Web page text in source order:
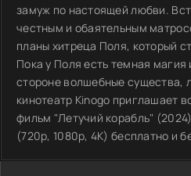
замуж по настоящей любви.
честным и обаятельным
планы хитреца Поля, который
Пока у Поля есть темная магия
стороне волшебные существа,
кинотеатр Kinogo приглашает
фильм "Летучий корабль"
(720p, 1080p, 4K) бесплатно и